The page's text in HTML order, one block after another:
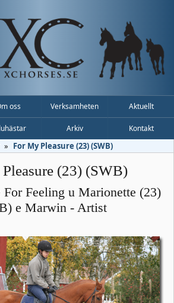
oss Verksamheten Aktuellt
Arkiv Kontakt
For My Pleasure (23) (SWB)
(23) (SWB)
Feeling u Marionette (23)
e Marwin - Artist